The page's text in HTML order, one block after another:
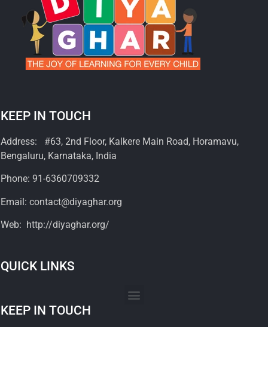
KEEP IN TOUCH
Address: #63, 2nd Floor, Kalkere Main Road, Horamavu,
Bengaluru, Karnataka, India
Phone: 91-6360709332
Email: contact@diyaghar.org
Web: http://diyaghar.org/
QUICK LINKS
KEEP IN TOUCH